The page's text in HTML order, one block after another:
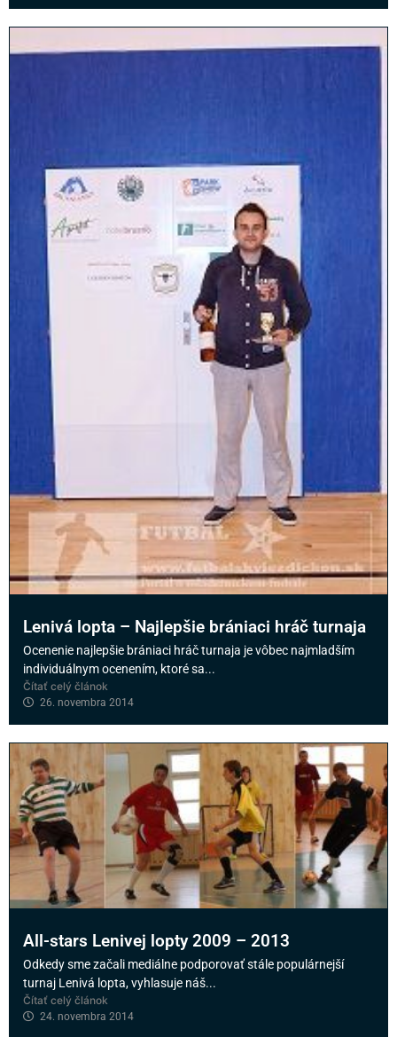
Lenivá lopta – Najlepšie brániaci hráč turnaja
Ocenenie najlepšie brániaci hráč turnaja je vôbec najmladším
individuálnym ocenením, ktoré sa...
Čítať celý článok
26. novembra 2014
All-stars Lenivej lopty 2009 – 2013
Odkedy sme začali mediálne podporovať stále populárnejší
turnaj Lenivá lopta, vyhlasuje náš...
Čítať celý článok
24. novembra 2014